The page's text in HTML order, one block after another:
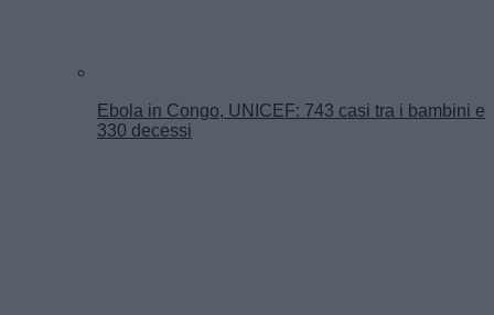
Ebola in Congo, UNICEF: 743 casi tra i bambini e
330 decessi